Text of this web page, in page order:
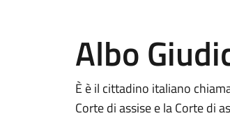
Albo
È è il cittadino italiano
Corte di assise e la Corte di